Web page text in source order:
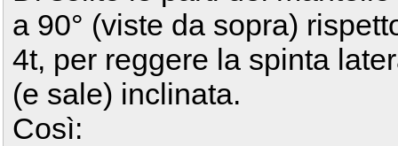
a 90° (viste da sopra)
4t, per reggere la spinta
(e sale) inclinata.
Così: